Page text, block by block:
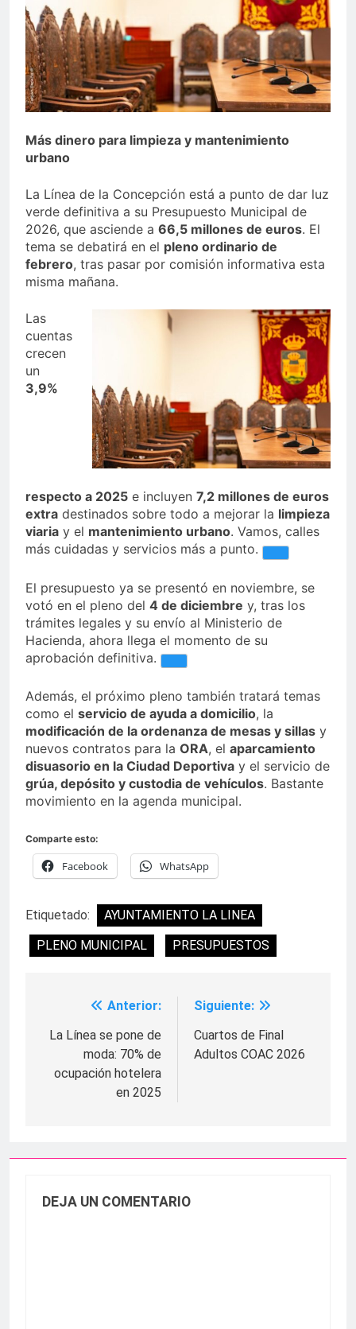
echa el cierre con éxito
rotundo
1 Semana Atrás
La Mancomunidad y el
Banco de Alimentos del
Campo de Gibraltar renuevan
su convenio de colaboración
1 Semana Atrás
Tráfico especial para
despedir la feria. Ojo si vas
La feria se despide por todo
hasta el amanecer
Más dinero para limpieza y mantenimiento
urbano
La Línea de la Concepción está a punto de dar luz
verde definitiva a su Presupuesto Municipal de
2026, que asciende a 66,5 millones de euros. El
tema se debatirá en el pleno ordinario de
febrero, tras pasar por comisión informativa esta
misma mañana.
Las
cuentas
crecen
un
3,9%
respecto a 2025 e incluyen 7,2 millones de euros
extra destinados sobre todo a mejorar la limpieza
viaria y el mantenimiento urbano. Vamos, calles
más cuidadas y servicios más a punto.
El presupuesto ya se presentó en noviembre, se
votó en el pleno del 4 de diciembre y, tras los
trámites legales y su envío al Ministerio de
Hacienda, ahora llega el momento de su
aprobación definitiva.
Además, el próximo pleno también tratará temas
como el servicio de ayuda a domicilio, la
modificación de la ordenanza de mesas y sillas y
nuevos contratos para la ORA, el aparcamiento
disuasorio en la Ciudad Deportiva y el servicio de
grúa, depósito y custodia de vehículos. Bastante
movimiento en la agenda municipal.
Comparte esto:
Facebook WhatsApp
Etiquetado:
AYUNTAMIENTO LA LINEA
PLENO MUNICIPAL
PRESUPUESTOS
Navegación
de
entradas
Anterior:
La Línea se pone de
moda: 70% de
ocupación hotelera
en 2025
Siguiente:
Cuartos de Final
Adultos COAC 2026
DEJA UN COMENTARIO